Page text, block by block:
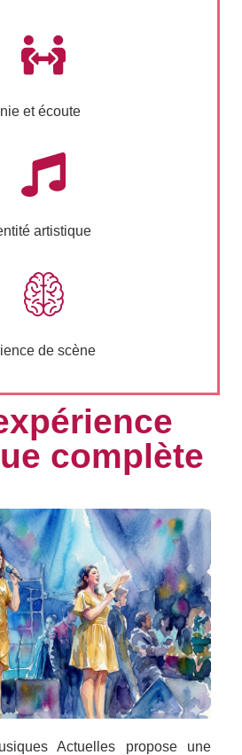
et écoute
artistique
de scène
complète
Actuelles propose une